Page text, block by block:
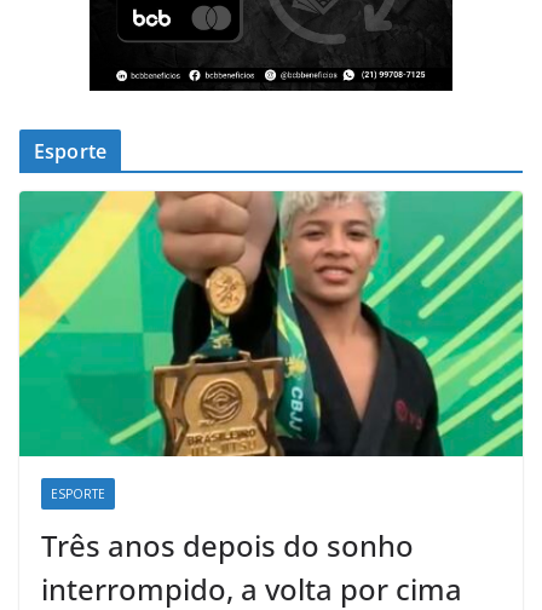
Esporte
ESPORTE
Três anos depois do sonho
interrompido, a volta por cima